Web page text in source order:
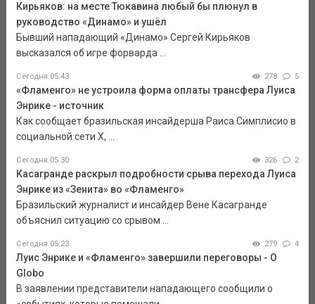
Кирьяков: на месте Тюкавина любый бы плюнул в
руководство «Динамо» и ушёл
Бывший нападающий «Динамо» Сергей Кирьяков
высказался об игре форварда ...
Сегодня 05:43 278 5
«Фламенго» не устроила форма оплаты трансфера Луиса
Энрике - источник
Как сообщает бразильская инсайдерша Раиса Симплисио в
социальной сети Х, ...
Сегодня 05:30 326 2
Касагранде раскрыл подробности срыва перехода Луиса
Энрике из «Зенита» во «Фламенго»
Бразильский журналист и инсайдер Вене Касагранде
объяснил ситуацию со срывом ...
Сегодня 05:23 279 4
Луис Энрике и «Фламенго» завершили переговоры - O
Globo
В заявлении представители нападающего сообщили о